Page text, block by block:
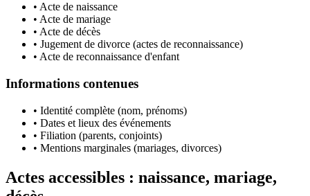
• Acte de naissance
• Acte de mariage
• Acte de décès
• Jugement de divorce (actes de reconnaissance)
• Acte de reconnaissance d'enfant
Informations contenues
• Identité complète (nom, prénoms)
• Dates et lieux des événements
• Filiation (parents, conjoints)
• Mentions marginales (mariages, divorces)
Actes accessibles : naissance, mariage,